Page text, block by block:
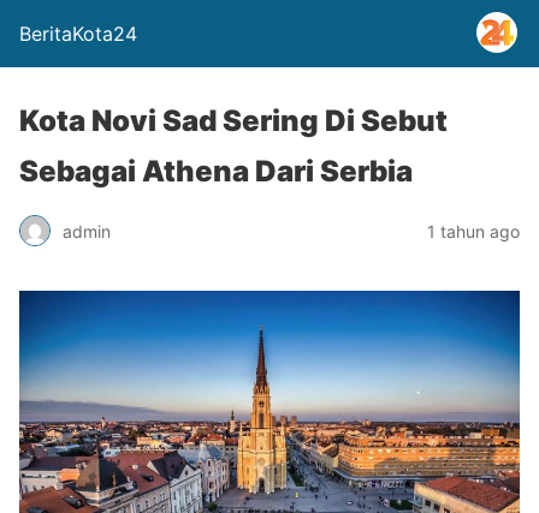
BeritaKota24
Kota Novi Sad Sering Di Sebut
Sebagai Athena Dari Serbia
admin 1 tahun ago